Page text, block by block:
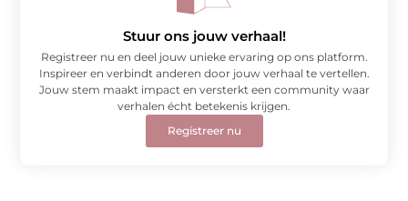
Stuur ons jouw verhaal!
Registreer nu en deel jouw unieke ervaring op ons platform.
Inspireer en verbindt anderen door jouw verhaal te vertellen.
Jouw stem maakt impact en versterkt een community waar
verhalen écht betekenis krijgen.
Registreer nu